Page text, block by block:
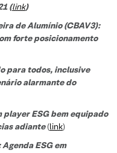
(link)
de Alumínio (CBAV3):
forte posicionamento
para todos, inclusive
alarmante do
player ESG bem equipado
adiante(link)
Agenda ESG em